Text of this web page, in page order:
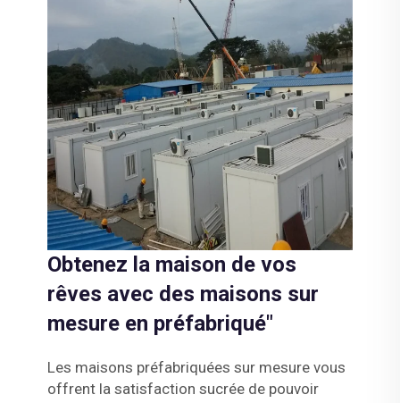
Obtenez la maison de vos
rêves avec des maisons sur
mesure en préfabriqué"
Les maisons préfabriquées sur mesure vous
offrent la satisfaction sucrée de pouvoir